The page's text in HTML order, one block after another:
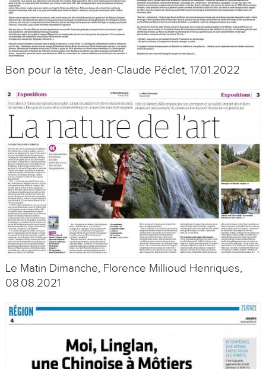
Bon pour la tête, Jean-Claude Péclet, 17.01.2022
Le Matin Dimanche, Florence Millioud Henriques,
08.08.2021